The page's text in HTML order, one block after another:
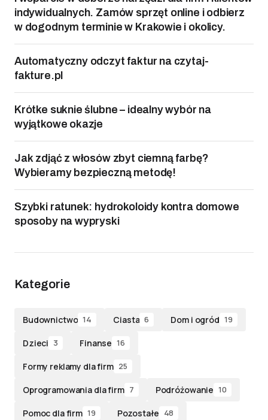
indywidualnych. Zamów sprzęt online i odbierz
w dogodnym terminie w Krakowie i okolicy.
Automatyczny odczyt faktur na czytaj-
fakture.pl
Krótke suknie ślubne – idealny wybór na
wyjątkowe okazje
Jak zdjąć z włosów zbyt ciemną farbę?
Wybieramy bezpieczną metodę!
Szybki ratunek: hydrokoloidy kontra domowe
sposoby na wypryski
Kategorie
Budownictwo 14 Ciasta 6 Dom i ogród 19
Dzieci 3 Finanse 16
Formy reklamy dla firm 25
Oprogramowania dla firm 7 Podróżowanie 10
Pomoc dla firm 19 Pozostałe 48